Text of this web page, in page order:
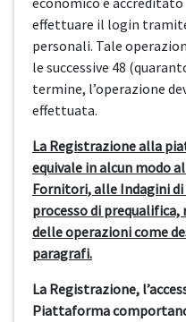
effettuare il login
personali. Tale
le successive 48
termine, l’operazione
effettuata.
La Registrazione alla
equivale in alcun modo
Fornitori, alle Indagini
processo di
delle operazioni come
paragrafi.
La Registrazione,
Piattaforma